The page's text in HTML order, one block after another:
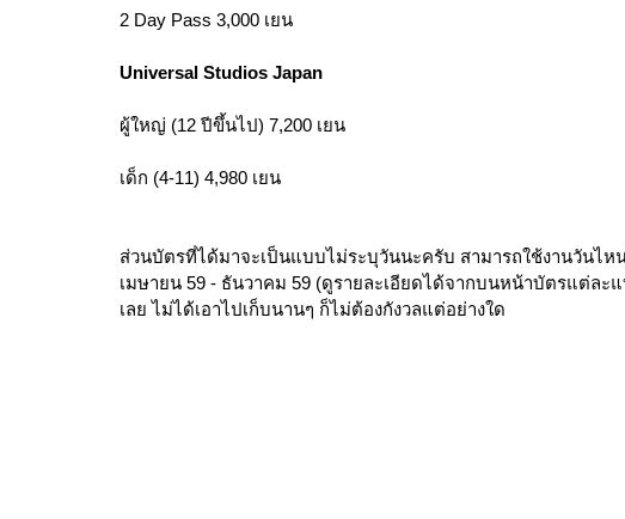
2 Day Pass 3,000 เยน
Universal Studios Japan
ผู้ใหญ่ (12 ปีขึ้นไป) 7,200 เยน
เด็ก (4-11) 4,980 เยน
ส่วนบัตรที่ได้มาจะเป็นแบบไม่ระบุวันนะครับ สามารถใช้งานวันไห
เมษายน 59 - ธันวาคม 59 (ดูรายละเอียดได้จากบนหน้าบัตรแต่ล
เลย ไม่ได้เอาไปเก็บนานๆ ก็ไม่ต้องกังวลแต่อย่างใด